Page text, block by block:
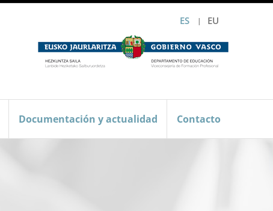
ES EU
Documentación y actualidad Contacto